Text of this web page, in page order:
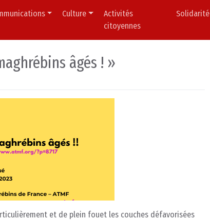
Culture
Activités
citoyennes
Solidarité
âgés ! »
et de plein fouet les couches défavorisées